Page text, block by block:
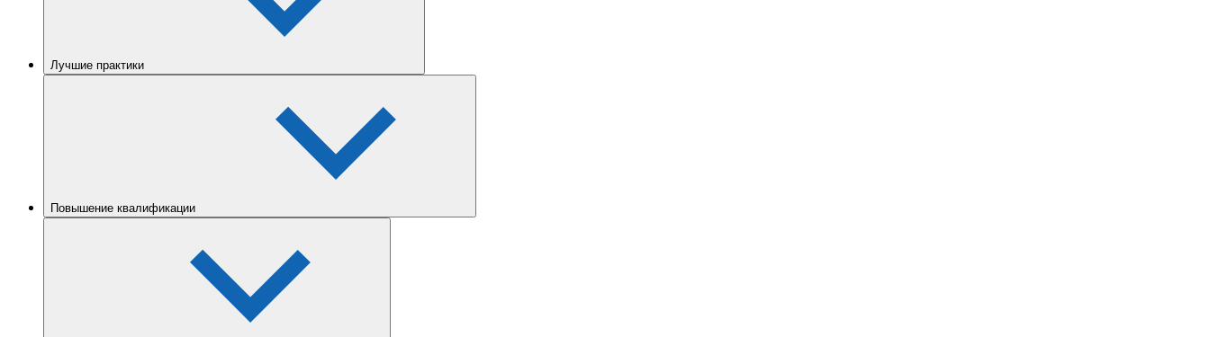
Лучшие практики
Повышение квалификации